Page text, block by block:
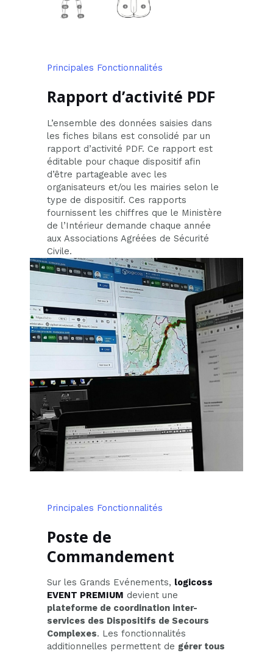
Principales Fonctionnalités
Rapport d’activité PDF
L’ensemble des données saisies dans
les fiches bilans est consolidé par un
rapport d’activité PDF. Ce rapport est
éditable pour chaque dispositif afin
d’être partageable avec les
organisateurs et/ou les mairies selon le
type de dispositif. Ces rapports
fournissent les chiffres que le Ministère
de l’Intérieur demande chaque année
aux Associations Agréées de Sécurité
Civile.
Principales Fonctionnalités
Poste de
Commandement
Sur les Grands Evénements, logicoss
EVENT PREMIUM devient une
plateforme de coordination inter-
services des Dispositifs de Secours
Complexes. Les fonctionnalités
additionnelles permettent de gérer tous